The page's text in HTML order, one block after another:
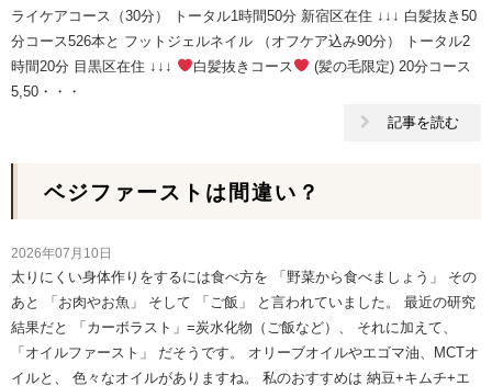
ライケアコース（30分） トータル1時間50分 新宿区在住 ↓↓↓ 白髪抜き50
分コース526本と フットジェルネイル （オフケア込み90分） トータル2
時間20分 目黒区在住 ↓↓↓
白髪抜きコース
(髪の毛限定) 20分コース
5,50・・・
記事を読む
ベジファーストは間違い？
2026年07月10日
太りにくい身体作りをするには食べ方を 「野菜から食べましょう」 その
あと 「お肉やお魚」 そして 「ご飯」 と言われていました。 最近の研究
結果だと 「カーボラスト」=炭水化物（ご飯など）、 それに加えて、
「オイルファースト」 だそうです。 オリーブオイルやエゴマ油、MCTオ
イルと、 色々なオイルがありますね。 私のおすすめは 納豆+キムチ+エ